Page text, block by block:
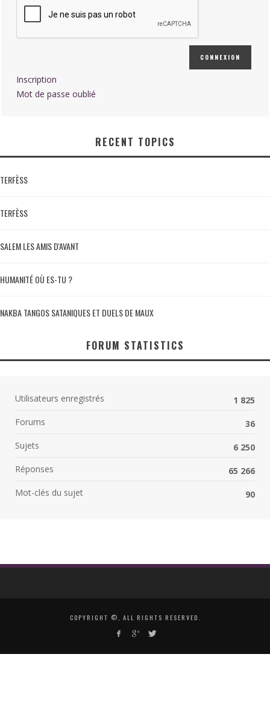
CONNEXION
Inscription
Mot de passe oublié
RECENT TOPICS
TERFÈSS
TERFÈSS
SALEM LES AMIS D'AVANT
HUMANITÉ OÙ ES-TU ?
NAKBA TANGOS SATANIQUES ET DUELS DE MAUX
FORUM STATISTICS
Utilisateurs enregistrés
1 825
Forums
36
Sujets
6 250
Réponses
65 266
Mot-clés du sujet
90
COPYRIGHT ©, ALL RIGHTS RESERVED.